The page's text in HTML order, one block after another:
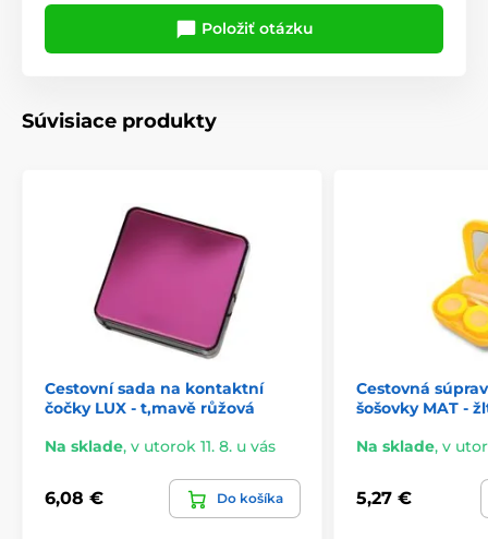
Položiť otázku
Súvisiace produkty
Cestovní sada na kontaktní
čočky LUX - t,mavě růžová
Na sklade, v utorok 11. 8. u vás
6,08 € Do košíka
Cestovná
šošovky MAT -
Na sklade, v
5,27 €